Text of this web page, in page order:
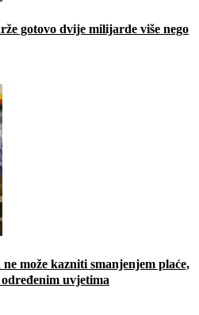
gotovo dvije milijarde više nego
može kazniti smanjenjem plaće,
uvjetima